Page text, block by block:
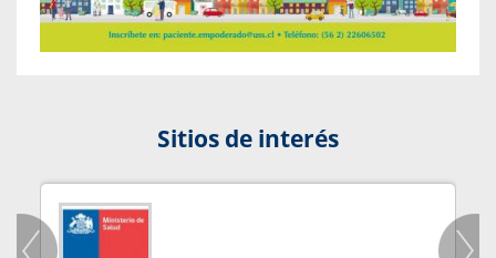
Sitios de interés